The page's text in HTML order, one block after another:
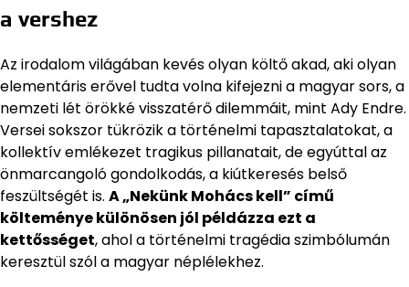
a vershez
Az irodalom világában kevés olyan költő akad, aki olyan
elementáris erővel tudta volna kifejezni a magyar sors, a
nemzeti lét örökké visszatérő dilemmáit, mint Ady Endre.
Versei sokszor tükrözik a történelmi tapasztalatokat, a
kollektív emlékezet tragikus pillanatait, de egyúttal az
önmarcangoló gondolkodás, a kiútkeresés belső
feszültségét is. A „Nekünk Mohács kell” című
költeménye különösen jól példázza ezt a
kettősséget, ahol a történelmi tragédia szimbólumán
keresztül szól a magyar néplélekhez.